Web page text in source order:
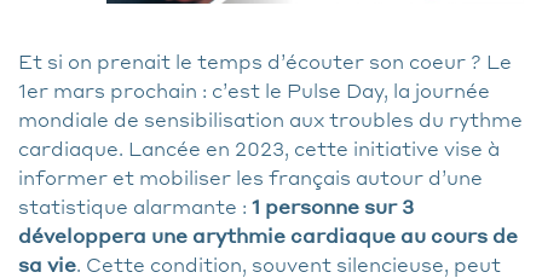
Et si on prenait le temps d’écouter son coeur ? Le
1er mars prochain : c’est le Pulse Day, la journée
mondiale de sensibilisation aux troubles du rythme
cardiaque. Lancée en 2023, cette initiative vise à
informer et mobiliser les français autour d’une
statistique alarmante : 1 personne sur 3
développera une arythmie cardiaque au cours de
sa vie. Cette condition, souvent silencieuse, peut